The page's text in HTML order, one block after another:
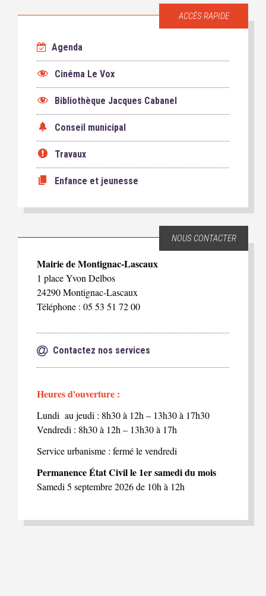
ACCÈS RAPIDE
Agenda
Cinéma Le Vox
Bibliothèque Jacques Cabanel
Conseil municipal
Travaux
Enfance et jeunesse
NOUS CONTACTER
Mairie de Montignac-Lascaux
1 place Yvon Delbos
24290 Montignac-Lascaux
Téléphone : 05 53 51 72 00
Contactez nos services
Heures d'ouverture :
Lundi au jeudi : 8h30 à 12h – 13h30 à 17h30
Vendredi : 8h30 à 12h – 13h30 à 17h
Service urbanisme : fermé le vendredi
Permanence État Civil le 1er samedi du mois
Samedi 5 septembre 2026 de 10h à 12h